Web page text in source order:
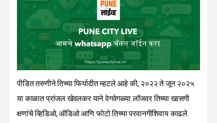
पीडित तरुणीने तिच्या फिर्यादीत म्हटले आहे की, २०२२ ते जून २०२५
या काळात प्रांजल खेवलकर याने वेगवेगळ्या लॉजवर तिच्या खासगी
क्षणांचे व्हिडिओ, ऑडिओ आणि फोटो तिच्या परवानगीशिवाय काढले.